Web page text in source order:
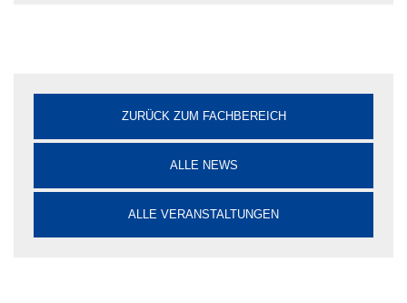
ZURÜCK ZUM FACHBEREICH
ALLE NEWS
ALLE VERANSTALTUNGEN